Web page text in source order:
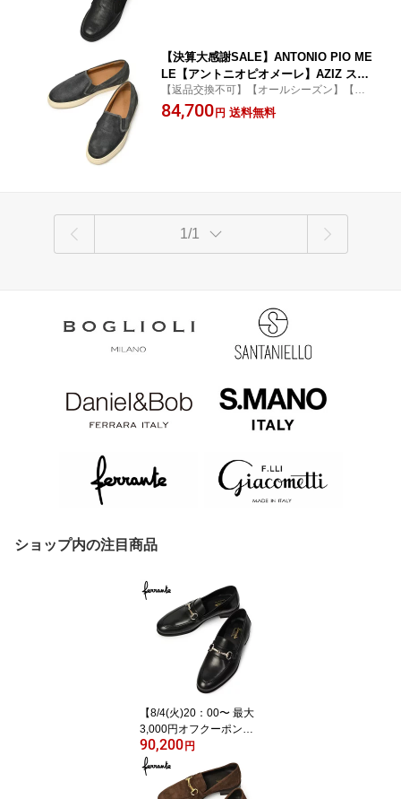
【決算大感謝SALE】ANTONIO PIO ME
LE【アントニオピオメーレ】AZIZ スリ
ッポンスニーカー LIZARD VELOUR リ
ザード ベロアスエード ANTRACITE ダ
【返品交換不可】【オールシーズン】【送
料無料】
84,700円 送料無料
1/1
ショップ内の注目商品
【8/4(火)20：00〜 最大
3,000円オフクーポン】F
errante【フェランテ】ビ
ットローファー SELE ET
ON VITELLO NERO 010
カーフ ブラック
90,200円